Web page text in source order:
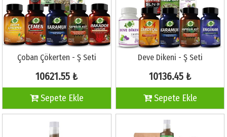
Çoban Çökerten - Ş Seti
10621.55 ₺
Sepete Ekle
Deve Dikeni - Ş Seti
10136.45 ₺
Sepete Ekle